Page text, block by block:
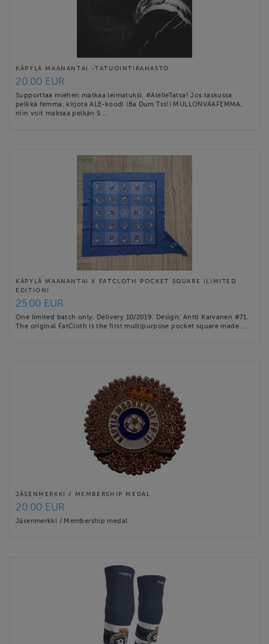
KÄPYLÄ MAANANTAI -TATUOINTIRAHASTO
20.00 EUR
Supporttaa miehen matkaa leimatuksi. #AlelleTatsa! Jos taskussa
pelkkä femma, kirjota ALE-koodi (Ba Dum Tss!) MULLONVAAFEMMA,
niin voit maksaa pelkän 5 …
KÄPYLÄ MAANANTAI X FATCLOTH POCKET SQUARE (LIMITED
EDITION)
25.00 EUR
One limited batch only. Delivery 10/2019. Design: Antti Karvanen #71.
The original FatCloth is the first multipurpose pocket square made …
JÄSENMERKKI / MEMBERSHIP MEDAL
20.00 EUR
Jäsenmerkki / Membership medal